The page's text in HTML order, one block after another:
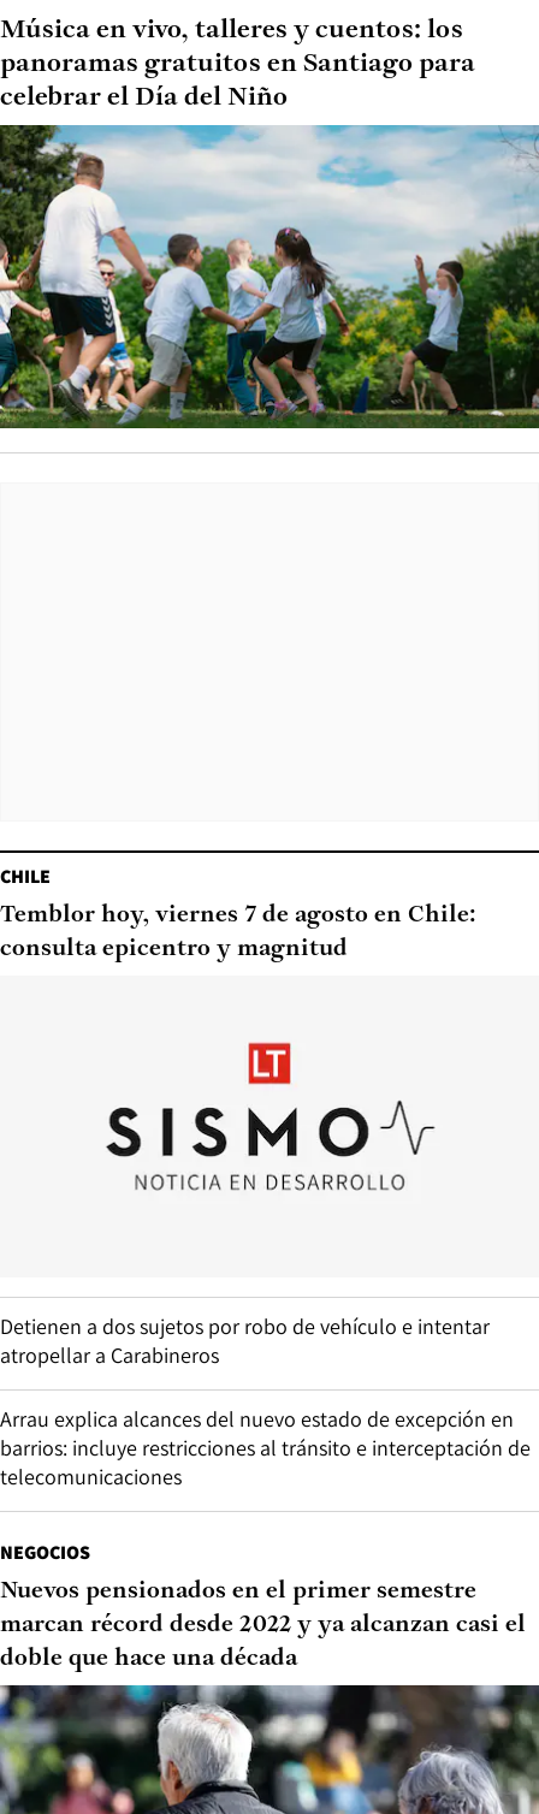
Música en vivo, talleres y cuentos: los
panoramas gratuitos en Santiago para
celebrar el Día del Niño
CHILE
Temblor hoy, viernes 7 de agosto en Chile:
consulta epicentro y magnitud
Detienen a dos sujetos por robo de vehículo e intentar
atropellar a Carabineros
Arrau explica alcances del nuevo estado de excepción en
barrios: incluye restricciones al tránsito e interceptación de
telecomunicaciones
NEGOCIOS
Nuevos pensionados en el primer semestre
marcan récord desde 2022 y ya alcanzan casi el
doble que hace una década